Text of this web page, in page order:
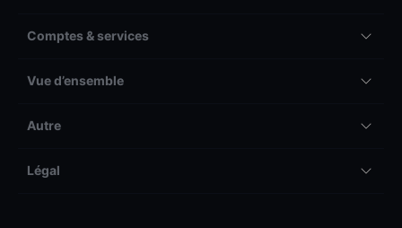
Comptes & services
Vue d’ensemble
Autre
Légal